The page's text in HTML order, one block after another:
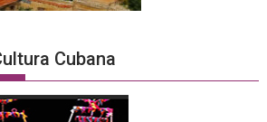
Cubana